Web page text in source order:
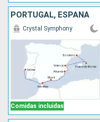
PORTUGAL, ESPAÑA
Comidas incluidas
Crystal Symphony